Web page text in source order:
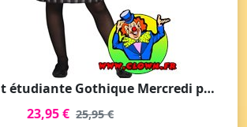
Déguisement étudiante Gothique Mercredi pour adolescent
23,95 € 25,95 €